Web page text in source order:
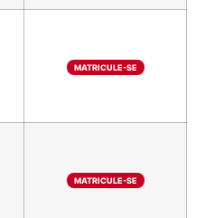
MATRICULE-SE
MATRICULE-SE